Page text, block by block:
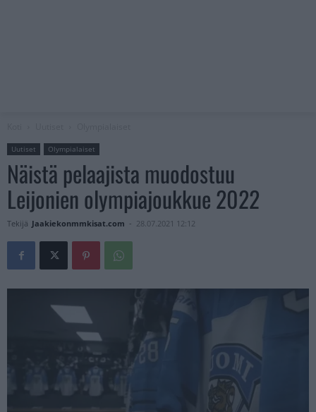
Uutiset Olympialaiset
Näistä pelaajista muodostuu
Leijonien olympiajoukkue 2022
Tekijä Jaakiekonmmkisat.com - 28.07.2021 12:12